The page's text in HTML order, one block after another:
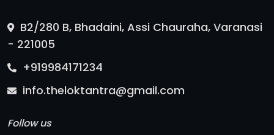
B2/280 B, Bhadaini, Assi Chauraha, Varanasi
- 221005
+919984171234
info.theloktantra@gmail.com
Follow us